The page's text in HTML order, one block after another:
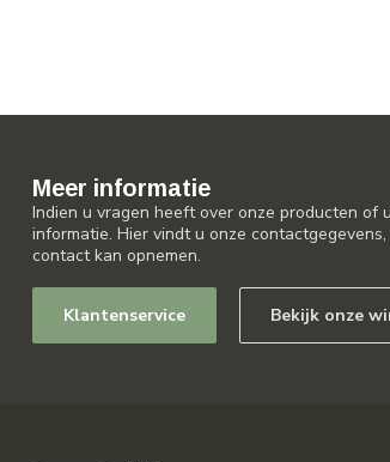
Meer informatie
Indien u vragen heeft over onze producten of
informatie. Hier vindt u onze
contact kan opnemen.
Klantenservice Bekijk onze